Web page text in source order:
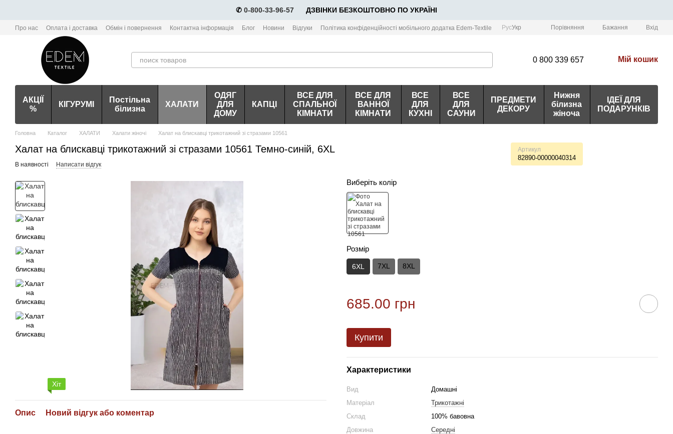
✆ 0-800-33-96-57 ⠀⠀ДЗВІНКИ БЕЗКОШТОВНО ПО УКРАЇНІ
Про нас Оплата і доставка Обмін і повернення Контактна інформація Блог Новини Відгуки Політика конфіденційності мобільного додатка Edem-Textile РусУкр Порівняння Бажання Вхід
0 800 339 657 Мій кошик
АКЦІЇ
%
КІГУРУМІ
Постільна
білизна
ХАЛАТИ
ОДЯГ
ДЛЯ
ДОМУ
КАПЦІ
ВСЕ ДЛЯ
СПАЛЬНОЇ
КІМНАТИ
ВСЕ ДЛЯ
ВАННОЇ
КІМНАТИ
ВСЕ
ДЛЯ
КУХНІ
ВСЕ
ДЛЯ
САУНИ
ПРЕДМЕТИ
ДЕКОРУ
Нижня
білизна
жіноча
ІДЕЇ ДЛЯ
ПОДАРУНКІВ
Головна Каталог ХАЛАТИ Халати жіночі Халат на блискавці трикотажний зі стразами 10561
Халат на блискавці трикотажний зі стразами 10561 Темно-синій, 6XL Артикул
82890-00000040314
В наявності Написати відгук
Хіт
Опис Новий відгук або коментар
Виберіть колір
Розмір
6XL 7XL 8XL
685.00 грн
Купити
Характеристики
Вид
Домашні
Матеріал
Трикотажні
Склад
100% бавовна
Довжина
Середні